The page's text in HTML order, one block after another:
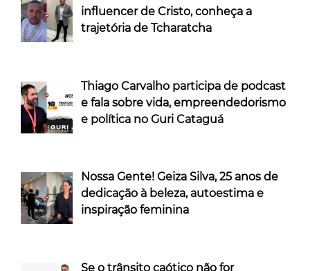
influencer de Cristo, conheça a
trajetória de Tcharatcha
Thiago Carvalho participa de podcast
e fala sobre vida, empreendedorismo
e política no Guri Cataguá
Nossa Gente! Geiza Silva, 25 anos de
dedicação à beleza, autoestima e
inspiração feminina
Se o trânsito caótico não for